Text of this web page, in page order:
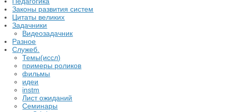
Законы развития систем
Цитаты великих
Задачники
Видеозадачник
Разное
Служеб.
Темы(иссл)
примеры роликов
фильмы
идеи
instm
Лист ожиданий
Семинары